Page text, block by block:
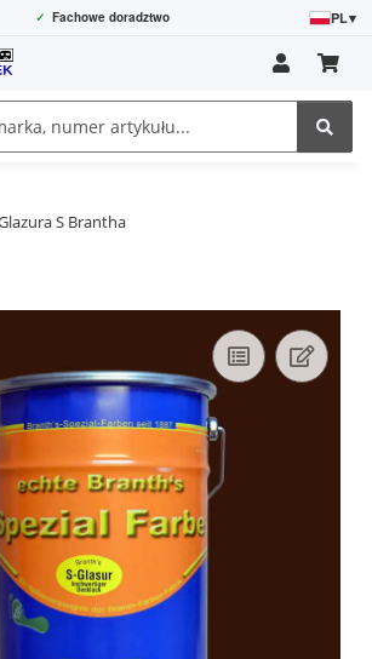
✓ Fachowe doradztwo PL▾
S Brantha